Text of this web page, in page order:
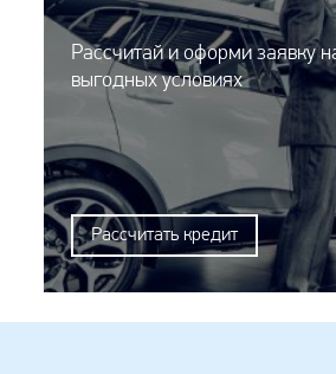
Рассчитай и оформи заявку
выгодных условиях
Рассчитать кредит